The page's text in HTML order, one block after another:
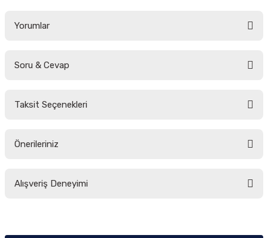
Yorumlar
Soru & Cevap
Taksit Seçenekleri
Önerileriniz
yetersiz gördüğünüz noktaları öneri formunu kullanarak tarafımıza
Alışveriş Deneyimi
Sitemize ilk yorumu siz yapın!